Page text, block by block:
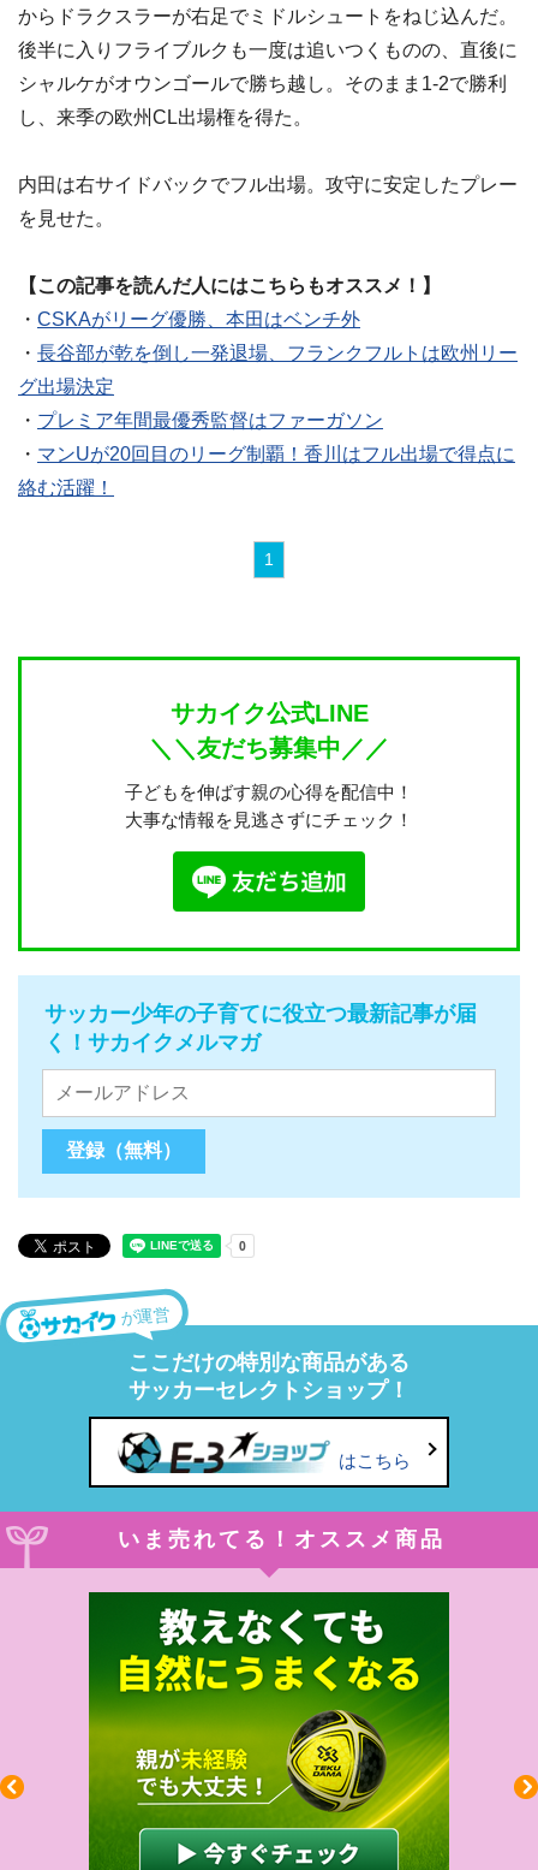
からドラクスラーが右足でミドルシュートをねじ込んだ。
後半に入りフライブルクも一度は追いつくものの、直後に
シャルケがオウンゴールで勝ち越し。そのまま1-2で勝利
し、来季の欧州CL出場権を得た。
内田は右サイドバックでフル出場。攻守に安定したプレー
を見せた。
【この記事を読んだ人にはこちらもオススメ！】
・ CSKAがリーグ優勝、本田はベンチ外
・ 長谷部が乾を倒し一発退場、フランクフルトは欧州リー
グ出場決定
・ プレミア年間最優秀監督はファーガソン
・ マンUが20回目のリーグ制覇！香川はフル出場で得点に
絡む活躍！
1
サカイク公式LINE
＼＼友だち募集中／／
子どもを伸ばす親の心得を配信中！
大事な情報を見逃さずにチェック！
サッカー少年の子育てに役立つ最新記事が届
く！サカイクメルマガ
が運営
ここだけの特別な商品がある
サッカーセレクトショップ！
はこちら
いま売れてる！オススメ商品